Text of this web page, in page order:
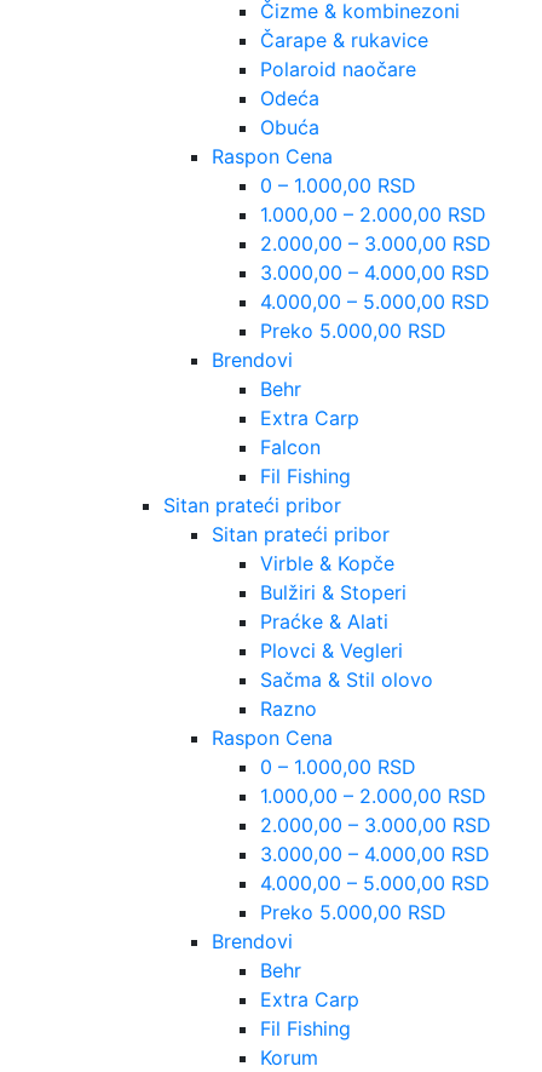
Čizme & kombinezoni
Čarape & rukavice
Polaroid naočare
Odeća
Obuća
Raspon Cena
0 – 1.000,00 RSD
1.000,00 – 2.000,00 RSD
2.000,00 – 3.000,00 RSD
3.000,00 – 4.000,00 RSD
4.000,00 – 5.000,00 RSD
Preko 5.000,00 RSD
Brendovi
Behr
Extra Carp
Falcon
Fil Fishing
Sitan prateći pribor
Sitan prateći pribor
Virble & Kopče
Bulžiri & Stoperi
Praćke & Alati
Plovci & Vegleri
Sačma & Stil olovo
Razno
Raspon Cena
0 – 1.000,00 RSD
1.000,00 – 2.000,00 RSD
2.000,00 – 3.000,00 RSD
3.000,00 – 4.000,00 RSD
4.000,00 – 5.000,00 RSD
Preko 5.000,00 RSD
Brendovi
Behr
Extra Carp
Fil Fishing
Korum